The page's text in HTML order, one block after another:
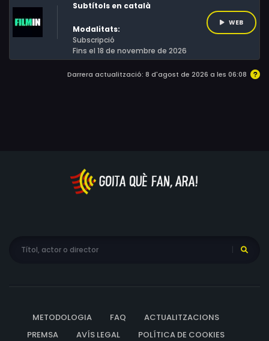
agradable comèdia romàntica amb un singular
contrapunt meta.Paul i Adélia, antics amants, es troben
regularment per a filosofar sobre el seu passat com a
parella, xerrar sobre les noves aventures amoroses
d'ella o discutir sobre música: Adélia adora el rock i Paul
Subtítols en català
Modalitats:
Subscripció
Fins el 18 de novembre de 2026
WEB
Darrera actualització: 8 d'agost de 2026 a les 06:08
METODOLOGIA FAQ
ACTUALITZACIONS
PREMSA
AVÍS LEGAL POLÍTICA DE COOKIES